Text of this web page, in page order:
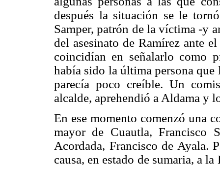
después la situación se le
Samper, patrón de la víctima -y
del asesinato de Ramírez ante
coincidían en señalarlo como
había sido la última persona
parecía poco creíble. Un
alcalde, aprehendió a Aldama y
En ese momento comenzó una
mayor de Cuautla, Francisco
Acordada, Francisco de Ayala.
causa, en estado de sumaria, a